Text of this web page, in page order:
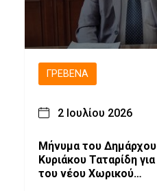
ΓΡΕΒΕΝΆ
2 Ιουλίου 2026
Μήνυμα του
Κυριάκου Ταταρίδη
του νέου Χωρικού